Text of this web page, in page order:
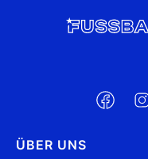
ÜBER UNS